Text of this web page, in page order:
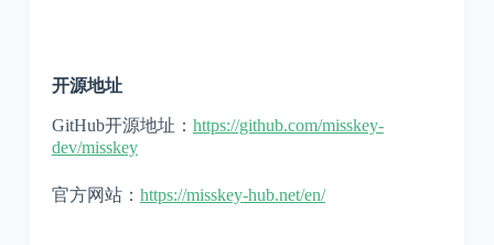
开源地址
GitHub开源地址： https://github.com/misskey-
dev/misskey
官方网站： https://misskey-hub.net/en/